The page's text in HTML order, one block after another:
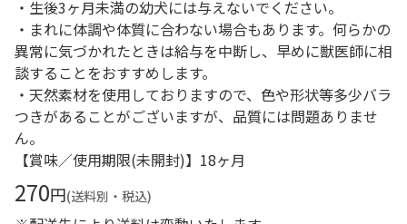
・生後3ヶ月未満の幼犬には与えないでください。
・まれに体調や体質に合わない場合もあります。何らかの
異常に気づかれたときは給与を中断し、早めに獣医師に相
談することをおすすめします。
・天然素材を使用しておりますので、色や形状等多少バラ
つきがあることがございますが、品質には問題ありませ
ん。
【賞味／使用期限(未開封)】18ヶ月
270円(送料別・税込)